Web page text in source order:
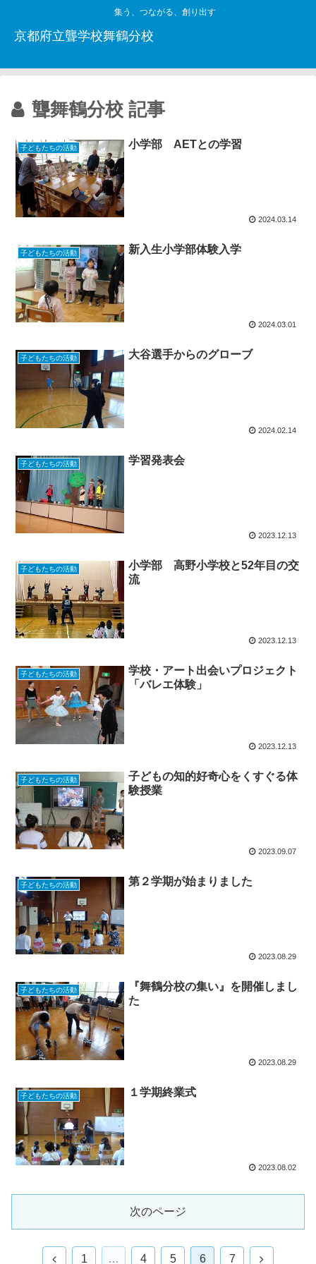
集う、つながる、創り出す
京都府立聾学校舞鶴分校
聾舞鶴分校 記事
子どもたちの活動 小学部 AETとの学習
2024.03.14
子どもたちの活動 新入生小学部体験入学
2024.03.01
子どもたちの活動 大谷選手からのグローブ
2024.02.14
子どもたちの活動 学習発表会
2023.12.13
子どもたちの活動
小学部 高野小学校と52年目の交
流
2023.12.13
子どもたちの活動
学校・アート出会いプロジェクト
「バレエ体験」
2023.12.13
子どもたちの活動
子どもの知的好奇心をくすぐる体
験授業
2023.09.07
子どもたちの活動 第２学期が始まりました
2023.08.29
子どもたちの活動
『舞鶴分校の集い』を開催しまし
た
2023.08.29
子どもたちの活動 １学期終業式
2023.08.02
次のページ
1 … 4 5 6 7